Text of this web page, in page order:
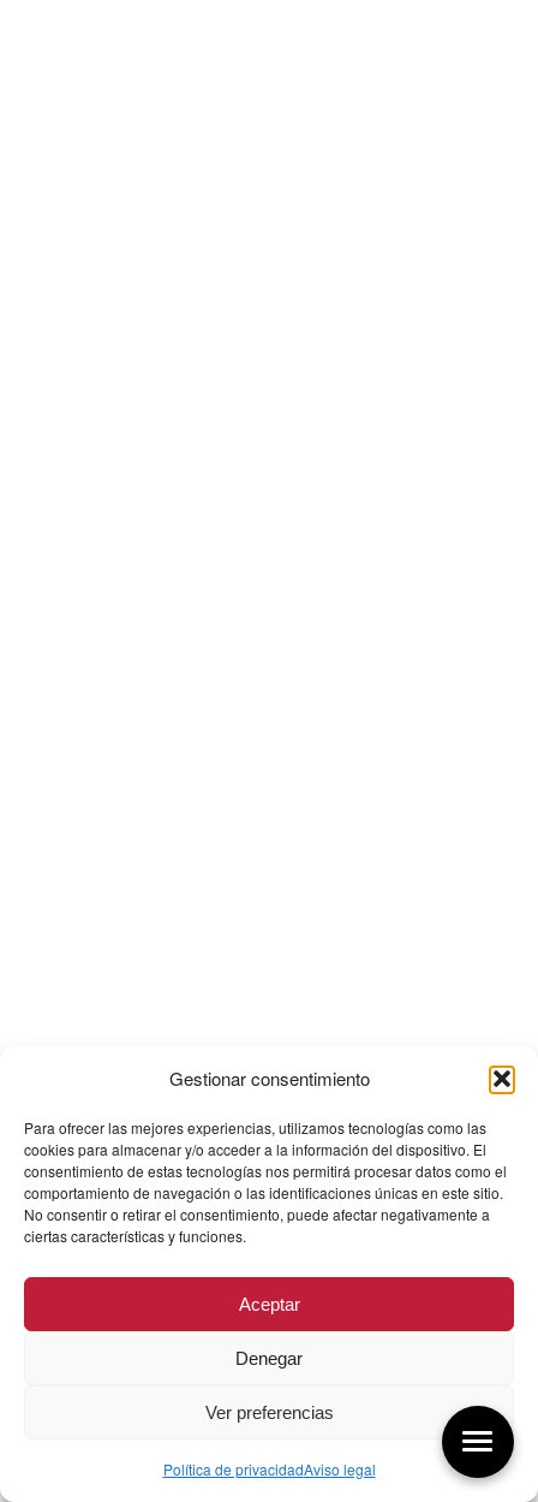
Gestionar consentimiento
Para ofrecer las mejores experiencias, utilizamos tecnologías como las
cookies para almacenar y/o acceder a la información del dispositivo. El
consentimiento de estas tecnologías nos permitirá procesar datos como el
comportamiento de navegación o las identificaciones únicas en este sitio.
No consentir o retirar el consentimiento, puede afectar negativamente a
ciertas características y funciones.
Aceptar
Denegar
Ver preferencias
Política de privacidadAviso legal